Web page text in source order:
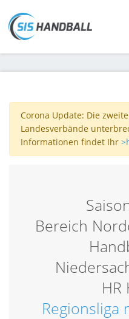
Corona Update: Die
Landesverbände
Informationen findet Ihr
Bereich
HR
Regionsliga